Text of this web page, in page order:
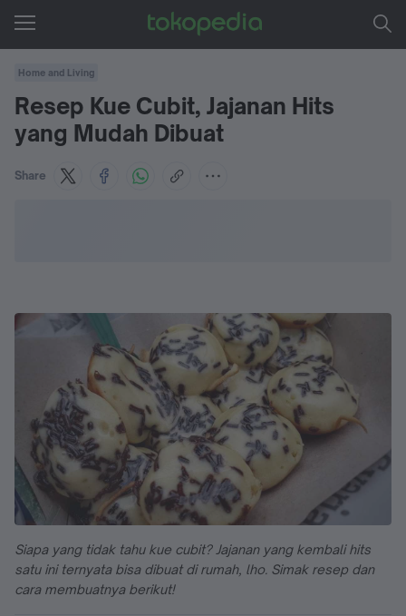
Home and Living
Resep Kue Cubit, Jajanan Hits
yang Mudah Dibuat
Share
Siapa yang tidak tahu kue cubit? Jajanan yang kembali hits
satu ini ternyata bisa dibuat di rumah, lho. Simak resep dan
cara membuatnya berikut!